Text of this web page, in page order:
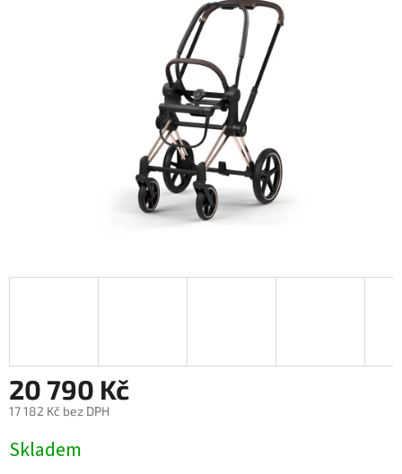
20 790 Kč
17 182 Kč bez DPH
cena:
Skladem